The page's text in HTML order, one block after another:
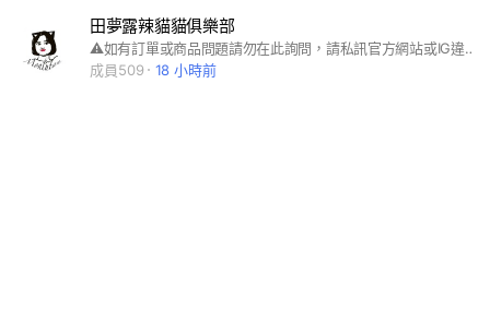
田夢露辣貓貓俱樂部
⚠️如有訂單或商品問題請勿在此詢問，請私訊官方網站或IG違規者踢除 ⚠️嚴禁討論關於服裝穿搭、風格美學、美妝保養、變美好物方法以外的閒聊 ⚠️嚴禁貼任何外部鏈接，看到直接踢除 ⚠️嚴禁人生攻擊、帶風向留言 ⚠️看到有人貼連結要換群不能點 安安各位田貓貓～我們終於開社群啦！ 我會常常在線上跟大家喇賽XD 然後也會爆一些下個月的新品跟進度給你們搶先看，大家完全可以在這邊分享穿搭新得&交流穿搭技巧～
成員509
18 小時前